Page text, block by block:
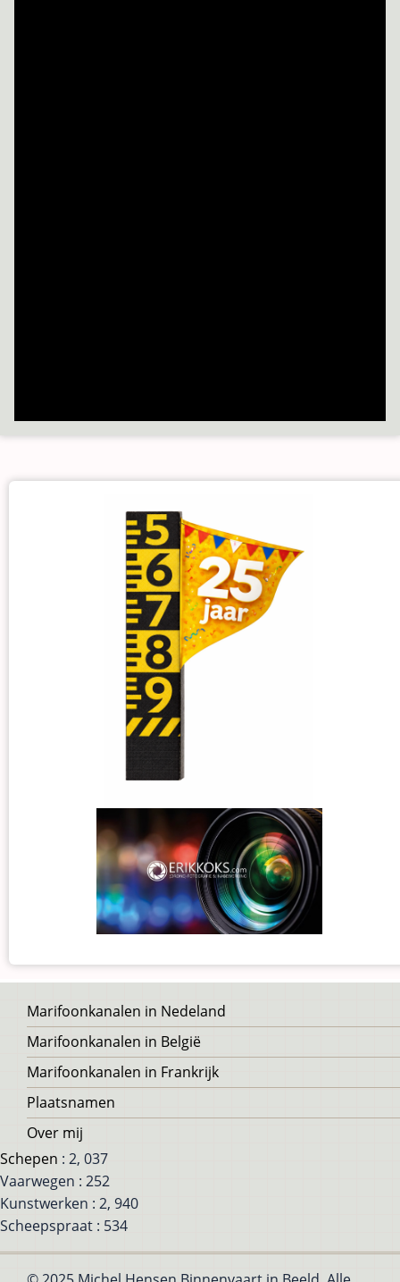
Voet
Marifoonkanalen in Nedeland
Marifoonkanalen in België
Marifoonkanalen in Frankrijk
Plaatsnamen
Over mij
Schepen : 2, 037
Vaarwegen : 252
Kunstwerken : 2, 940
Scheepspraat : 534